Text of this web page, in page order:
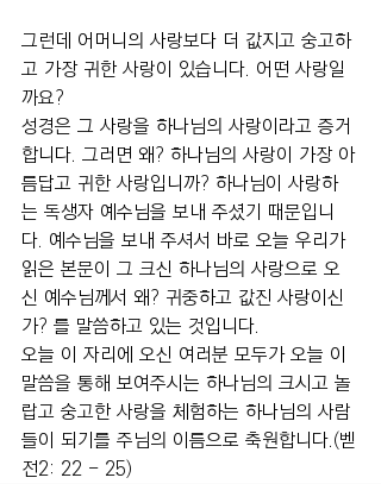
그런데 어머니의 사랑보다 더 값지고 숭고하
고 가장 귀한 사랑이 있습니다. 어떤 사랑일
까요?
성경은 그 사랑을 하나님의 사랑이라고 증거
합니다. 그러면 왜? 하나님의 사랑이 가장 아
름답고 귀한 사랑입니까? 하나님이 사랑하
는 독생자 예수님을 보내 주셨기 때문입니
다. 예수님을 보내 주셔서 바로 오늘 우리가
읽은 본문이 그 크신 하나님의 사랑으로 오
신 예수님께서 왜? 귀중하고 값진 사랑이신
가? 를 말씀하고 있는 것입니다.
오늘 이 자리에 오신 여러분 모두가 오늘 이
말씀을 통해 보여주시는 하나님의 크시고 놀
랍고 숭고한 사랑을 체험하는 하나님의 사람
들이 되기를 주님의 이름으로 축원합니다.(벧
전2: 22 - 25)